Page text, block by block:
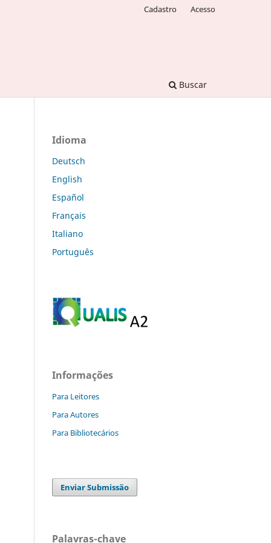
Buscar
Cadastro Acesso
Idioma
Deutsch
English
Español
Français
Italiano
Português
Informações
Para Leitores
Para Autores
Para Bibliotecários
Enviar Submissão
Palavras-chave